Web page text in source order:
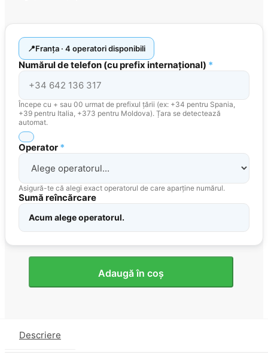
Franța · 4 operatori disponibili
Numărul de telefon (cu prefix internațional) *
Începe cu + sau 00 urmat de prefixul țării (ex: +34 pentru Spania,
+39 pentru Italia, +373 pentru Moldova). Țara se detectează
automat.
Operator *
Asigură-te că alegi exact operatorul de care aparține numărul.
Sumă reîncărcare
Acum alege operatorul.
Cantitate
mobilă
Adaugă în coș
Descriere